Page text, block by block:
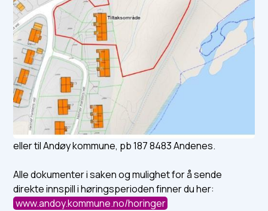
eller til Andøy kommune, pb 187 8483 Andenes.
Alle dokumenter i saken og mulighet for å sende
direkte innspill i høringsperioden finner du her:
www.andoy.kommune.no/horinger